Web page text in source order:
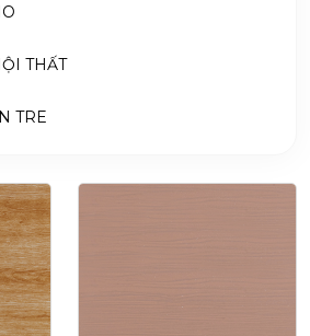
THẤT
TRE